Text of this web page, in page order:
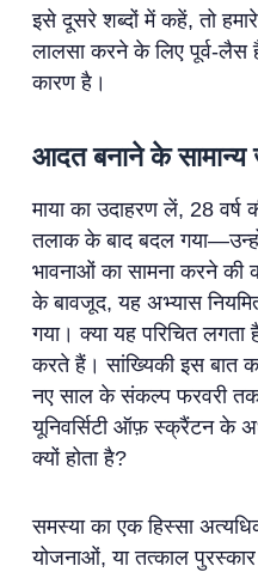
इसे दूसरे शब्दों में कहें, तो
लालसा करने के लिए पूर्व-लैस
कारण है।
आदत बनाने के सामान्य
माया का उदाहरण लें, 28 वर्ष
तलाक के बाद बदल
भावनाओं का सामना करने
के बावजूद, यह अभ्यास
गया। क्या यह परिचित
करते हैं। सांख्यिकी इस बात
नए साल के संकल्प फरवरी
यूनिवर्सिटी ऑफ़ स्क्रैंटन के
क्यों होता है?
समस्या का एक हिस्सा
योजनाओं, या तत्काल